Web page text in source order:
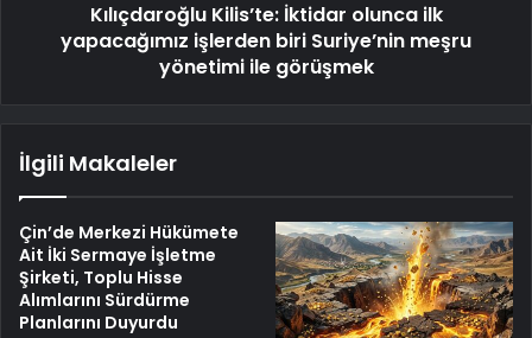
Kılıçdaroğlu Kilis’te: İktidar olunca ilk
yapacağımız işlerden biri Suriye’nin meşru
yönetimi ile görüşmek
İlgili Makaleler
Çin’de Merkezi Hükümete
Ait İki Sermaye İşletme
Şirketi, Toplu Hisse
Alımlarını Sürdürme
Planlarını Duyurdu